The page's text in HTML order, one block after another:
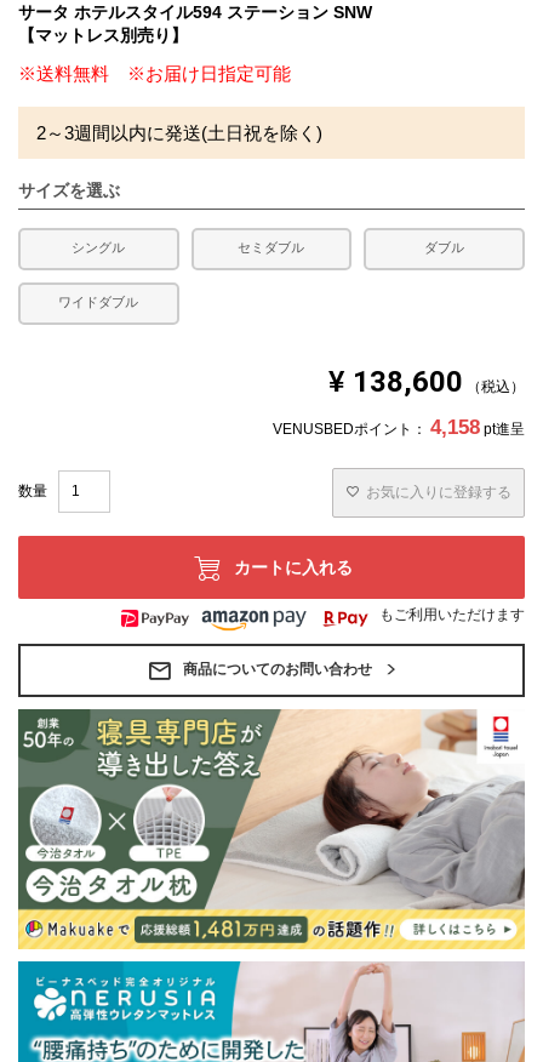
サータ ホテルスタイル594 ステーション SNW
【マットレス別売り】
※送料無料 ※お届け日指定可能
2～3週間以内に発送(土日祝を除く)
サイズを選ぶ
シングル セミダブル ダブル
ワイドダブル
¥ 138,600 税込
VENUSBEDポイント： 4,158 pt進呈
お気に入りに登録する
カートに入れる
もご利用いただけます
商品についてのお問い合わせ